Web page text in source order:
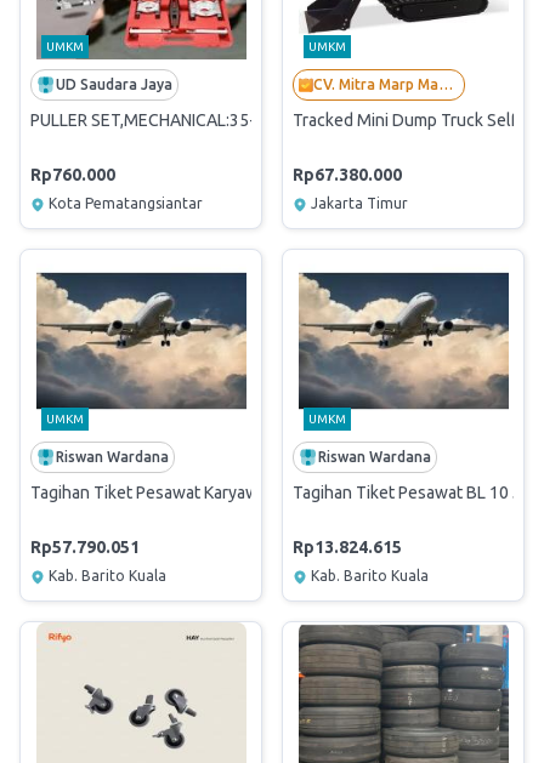
UMKM
UD Saudara Jaya
PULLER SET,MECHANICAL:35-75MM:14EA
Rp760.000
Kota Pematangsiantar
UMKM
CV. Mitra Marp Mandiri
Tracked Mini Dump Truck Self
Rp67.380.000
Jakarta Timur
UMKM
Riswan Wardana
Tagihan Tiket Pesawat Karyawan 07 Jan - 27 Jan 2026
Rp57.790.051
Kab. Barito Kuala
UMKM
Riswan Wardana
Tagihan Tiket Pesawat BL 10
Rp13.824.615
Kab. Barito Kuala